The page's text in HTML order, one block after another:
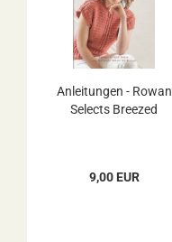
Anleitungen - Rowan
Selects Breezed
9,00 EUR